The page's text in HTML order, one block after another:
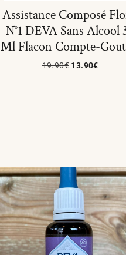
Assistance Composé
N°1 DEVA Sans Alcool
Ml Flacon Compte-
19.90€ 13.90€